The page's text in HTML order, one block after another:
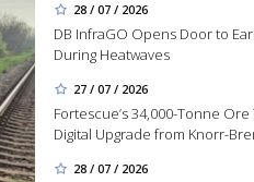
28 / 07 / 2026
DB InfraGO Opens Door to
During Heatwaves
27 / 07 / 2026
Fortescue’s 34,000-Tonne Ore
Digital Upgrade from Knorr-
28 / 07 / 2026